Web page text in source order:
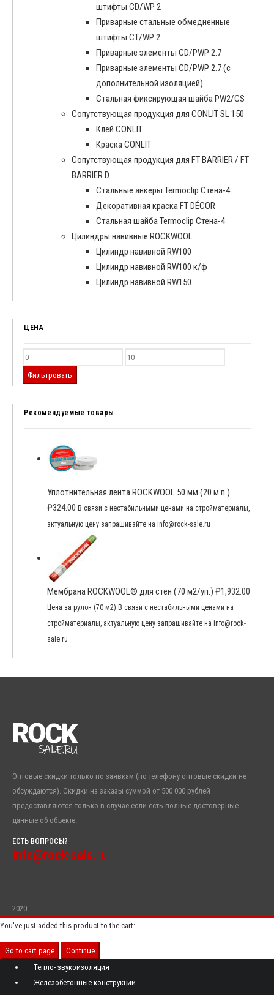
штифты CD/WP 2
Приварные стальные обмедненные
штифты CT/WP 2
Приварные элементы CD/PWP 2.7
Приварные элементы CD/PWP 2.7 (с
дополнительной изоляцией)
Стальная фиксирующая шайба PW2/CS
Сопутствующая продукция для CONLIT SL 150
Клей CONLIT
Краска CONLIT
Сопутствующая продукция для FT BARRIER / FT
BARRIER D
Cтальные анкеры Termoclip Стена-4
Декоративная краска FT DÉCOR
Стальная шайба Termoclip Стена-4
Цилиндры навивные ROCKWOOL
Цилиндр навивной RW100
Цилиндр навивной RW100 к/ф
Цилиндр навивной RW150
ЦЕНА
Фильтровать
Рекомендуемые товары
Уплотнительная лента ROCKWOOL 50 мм (20 м.п.)
₽324.00 В связи с нестабильными ценами на стройматериалы,
актуальную цену запрашивайте на info@rock-sale.ru
Мембрана ROCKWOOL® для стен (70 м2/уп.) ₽1,932.00
Цена за рулон (70 м2) В связи с нестабильными ценами на
стройматериалы, актуальную цену запрашивайте на info@rock-
sale.ru
Оптовые скидки только по заявкам (по телефону оптовые скидки не
обсуждаются). Скидки на заказы суммой от 500 000 рублей
предоставляются только в случае если есть полные достоверные
данные об объекте.
ЕСТЬ ВОПРОСЫ?
info@rock-sale.ru
2020
You've just added this product to the cart:
Go to cart page
Continue
Тепло- звукоизоляция
Железобетонные конструкции